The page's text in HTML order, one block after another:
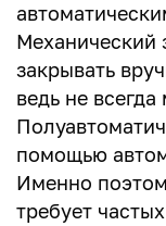
Механический
закрывать
ведь не
помощью
Именно
требует